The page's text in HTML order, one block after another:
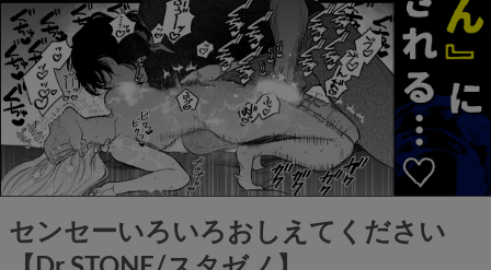
センセーいろいろおしえてください